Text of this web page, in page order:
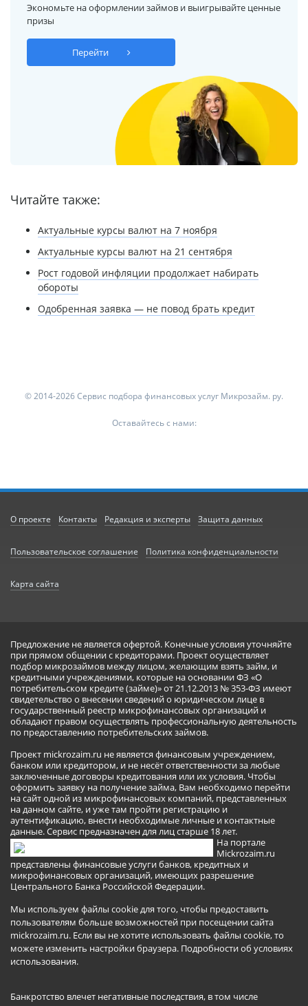
Экономьте на оформлении займов и выигрывайте ценные
призы
Перейти
Читайте также:
Актуальные курсы валют на 7 ноября
Актуальные курсы валют на 21 сентября
Рост годовой инфляции продолжает набирать
обороты
Одобренная заявка — не повод брать кредит
© 2014-2026 Сервис подбора финансовых услуг Микрозайм. ру.
Оставайтесь с нами:
О проекте Контакты Редакция и эксперты Защита данных
Пользовательское соглашение Политика конфиденциальности
Карта сайта
Предложение не является офертой. Конечные условия уточняйте
при прямом общении с кредиторами. Проект осуществляет
подбор микрозаймов между лицом, желающим взять займ, и
кредитными учреждениями, которые на основании ФЗ «О
потребительском кредите (займе)» от 21.12.2013 № 353-ФЗ имеют
свидетельство о внесении сведений о юридическом лице в
государственный реестр микрофинансовых организаций и
обладают правом осуществлять профессиональную деятельность
по предоставлению потребительских займов.
Проект mickrozaim.ru не является финансовым учреждением,
банком или кредитором, и не несёт ответственности за любые
заключенные договоры кредитования или их условия. Чтобы
оформить заявку на получение займа, Вам необходимо перейти
на сайт одной из микрофинансовых компаний, представленных
на данном сайте, и уже там пройти регистрацию и
аутентификацию, внести необходимые личные и контактные
данные. Сервис предназначен для лиц старше 18 лет.
На портале
Mickrozaim.ru
представлены финансовые услуги банков, кредитных и
микрофинансовых организаций, имеющих разрешение
Центрального Банка Российской Федерации.
Мы используем файлы cookie для того, чтобы предоставить
пользователям больше возможностей при посещении сайта
mickrozaim.ru. Если вы не хотите использовать файлы cookie, то
можете изменить настройки браузера. Подробности об условиях
использования.
Банкротство влечет негативные последствия, в том числе